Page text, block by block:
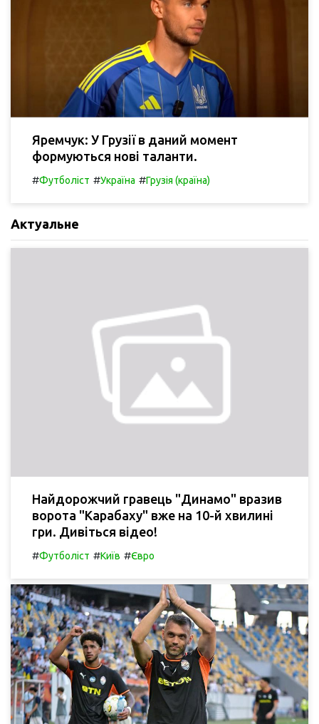
Яремчук: У Грузії в даний момент
формуються нові таланти.
#Футболіст #Україна #Грузія (країна)
Актуальне
Найдорожчий гравець "Динамо" вразив
ворота "Карабаху" вже на 10-й хвилині
гри. Дивіться відео!
#Футболіст #Київ #Євро